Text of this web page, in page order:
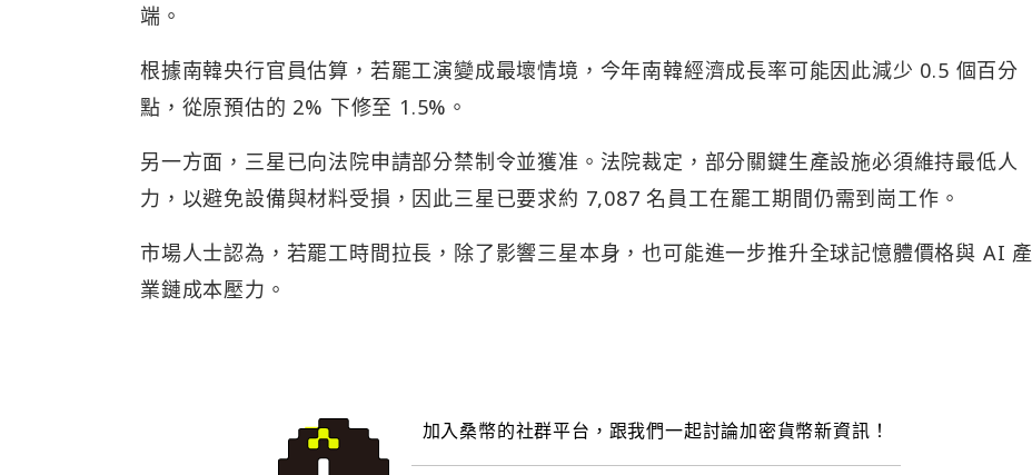
端。
根據南韓央行官員估算，若罷工演變成最壞情境，今年南韓經濟成長率可能因此減少 0.5 個百分
點，從原預估的 2% 下修至 1.5%。
另一方面，三星已向法院申請部分禁制令並獲准。法院裁定，部分關鍵生產設施必須維持最低人
力，以避免設備與材料受損，因此三星已要求約 7,087 名員工在罷工期間仍需到崗工作。
市場人士認為，若罷工時間拉長，除了影響三星本身，也可能進一步推升全球記憶體價格與 AI 產
業鏈成本壓力。
加入桑幣的社群平台，跟我們一起討論加密貨幣新資訊！